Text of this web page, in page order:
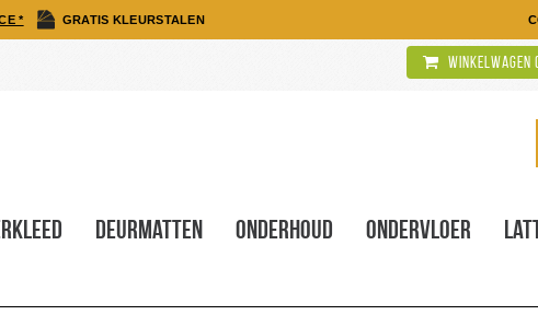
* GRATIS KLEURSTALEN
Winkelwagen (
Deurmatten Onderhoud Ondervloer